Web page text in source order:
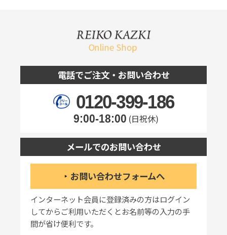
電話でご注文・お問い合わせ
0120-399-186
9:00-18:00 (日祝休)
メールでのお問い合わせ
お問い合わせフォームへ
インターネット会員に登録済みの方はログイン
してからご利用いただくとお名前等の入力の手
間が省け便利です。